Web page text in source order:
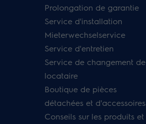
Prolongation de garantie
Service d'installation
Mieterwechselservice
Service d'entretien
Service de changement de
locataire
Boutique de pièces
détachées et d'accessoires
Conseils sur les produits et